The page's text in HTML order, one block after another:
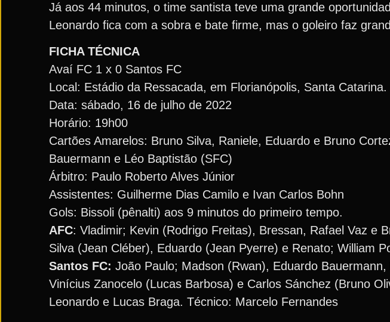
Já aos 44 minutos, o time santista teve uma grande
Leonardo fica com a sobra e bate firme, mas o goleiro faz
FICHA TÉCNICA
Avaí FC 1 x 0 Santos FC
Local: Estádio da Ressacada, em Florianópolis, Santa Catarina.
Data: sábado, 16 de julho de 2022
Horário: 19h00
Cartões Amarelos: Bruno Silva, Raniele, Eduardo e Bruno
Bauermann e Léo Baptistão (SFC)
Árbitro: Paulo Roberto Alves Júnior
Assistentes: Guilherme Dias Camilo e Ivan Carlos Bohn
Gols: Bissoli (pênalti) aos 9 minutos do primeiro tempo.
AFC: Vladimir; Kevin (Rodrigo Freitas), Bressan, Rafael Vaz e
Silva (Jean Cléber), Eduardo (Jean Pyerre) e Renato; William
Santos FC: João Paulo; Madson (Rwan), Eduardo
Vinícius Zanocelo (Lucas Barbosa) e Carlos Sánchez (Bruno
Leonardo e Lucas Braga. Técnico: Marcelo Fernandes